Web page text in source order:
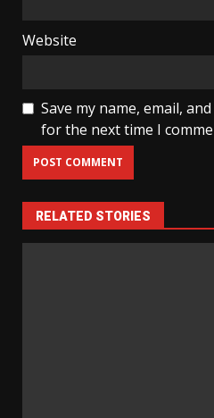
Website
Save my name, email,
for the next time I
RELATED STORIES